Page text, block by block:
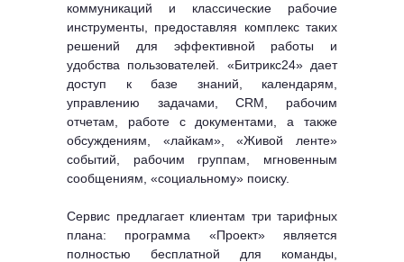
коммуникаций и классические рабочие
инструменты, предоставляя комплекс таких
решений для эффективной работы и
удобства пользователей. «Битрикс24» дает
доступ к базе знаний, календарям,
управлению задачами, CRM, рабочим
отчетам, работе с документами, а также
обсуждениям, «лайкам», «Живой ленте»
событий, рабочим группам, мгновенным
сообщениям, «социальному» поиску.
Сервис предлагает клиентам три тарифных
плана: программа «Проект» является
полностью бесплатной для команды,